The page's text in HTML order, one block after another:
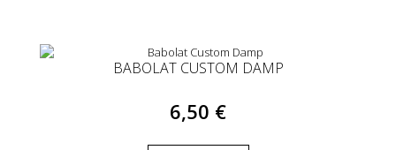
BABOLAT CUSTOM DAMP
6,50 €